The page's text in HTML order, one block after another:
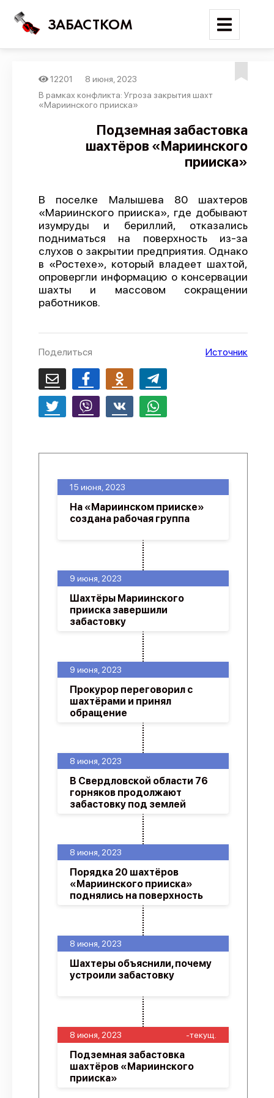
ЗАБАСТКОМ
Войти
Поиск
Новости
Отчеты
Предложить публикацию
Справочник
API
О проекте
12201
8 июня, 2023
В рамках конфликта: Угроза закрытия шахт
«Мариинского прииска»
Подземная забастовка
шахтёров «Мариинского
прииска»
В поселке Малышева 80 шахтеров
«Мариинского прииска», где добывают
изумруды и бериллий, отказались
подниматься на поверхность из-за
слухов о закрытии предприятия. Однако
в «Ростехе», который владеет шахтой,
опровергли информацию о консервации
шахты и массовом сокращении
работников.
Поделиться Источник
8 июня, 2023 -текущ.
Подземная забастовка
шахтёров «Мариинского
прииска»
8 июня, 2023
Шахтеры объяснили, почему
устроили забастовку
8 июня, 2023
Порядка 20 шахтёров
«Мариинского прииска»
поднялись на поверхность
8 июня, 2023
В Свердловской области 76
горняков продолжают
забастовку под землей
9 июня, 2023
Прокурор переговорил с
шахтёрами и принял
обращение
9 июня, 2023
Шахтёры Мариинского
прииска завершили
забастовку
15 июня, 2023
На «Мариинском прииске»
создана рабочая группа